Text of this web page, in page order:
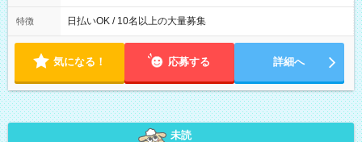
休みやすい！ ・残業は有りません！
特徴 日払いOK / 10名以上の大量募集
気になる！ 応募する 詳細へ
未読